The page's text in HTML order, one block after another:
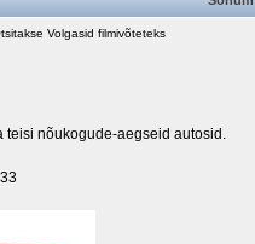
Volgasid filmivõteteks
teisi nõukogude-aegseid autosid.